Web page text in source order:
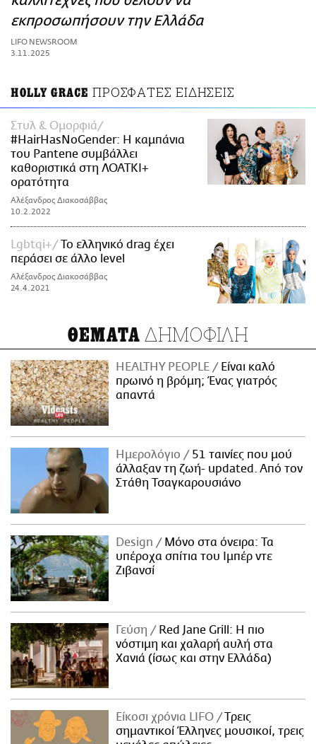
ΑΜΠΑ
PRINT
εκπροσωπήσουν την Ελλάδα
LIFO NEWSROOM
3.11.2025
HOLLY GRACE ΠΡΟΣΦΑΤΕΣ ΕΙΔΗΣΕΙΣ
Στυλ & Ομορφιά
#HairHasNoGender: Η καμπάνια
του Pantene συμβάλλει
καθοριστικά στη ΛΟΑΤΚΙ+
ορατότητα
Αλέξανδρος Διακοσάββας
10.2.2022
Lgbtqi+
Το ελληνικό drag έχει
περάσει σε άλλο level
Αλέξανδρος Διακοσάββας
24.4.2021
ΘΕΜΑΤΑ ΔΗΜΟΦΙΛΗ
HEALTHY PEOPLE
Είναι καλό
πρωινό η βρόμη; Ένας γιατρός
απαντά
Ημερολόγιο
51 ταινίες που μού
άλλαξαν τη ζωή- updated. Aπό τον
Στάθη Τσαγκαρουσιάνο
Design
Μόνο στα όνειρα: Τα
υπέροχα σπίτια του Ιμπέρ ντε
Ζιβανσί
Γεύση
Red Jane Grill: Η πιο
νόστιμη και χαλαρή αυλή στα
Χανιά (ίσως και στην Ελλάδα)
Είκοσι χρόνια LIFO
Tρεις
σημαντικοί Έλληνες μουσικοί, τρεις